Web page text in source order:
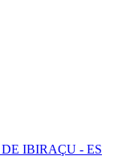
IBIRAÇU - ES